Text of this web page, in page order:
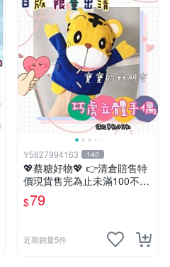
Y5827994163 140
💖蔡糖好物💖 👉清倉賠售特
價現貨售完為止未滿100不出
貨唷🔥❤️不帶配飾純手偶日版
巧虎刷牙手偶❤️親子互動說故
$79
近期銷量5件